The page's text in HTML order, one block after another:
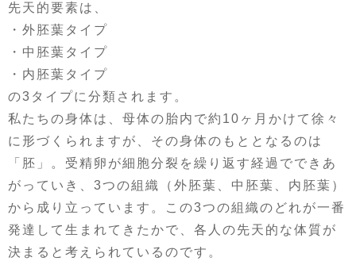
先天的要素は、
・外胚葉タイプ
・中胚葉タイプ
・内胚葉タイプ
の3タイプに分類されます。
私たちの身体は、母体の胎内で約10ヶ月かけて徐々
に形づくられますが、その身体のもととなるのは
「胚」。受精卵が細胞分裂を繰り返す経過でできあ
がっていき、3つの組織（外胚葉、中胚葉、内胚葉）
から成り立っています。この3つの組織のどれが一番
発達して生まれてきたかで、各人の先天的な体質が
決まると考えられているのです。